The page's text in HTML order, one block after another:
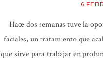
6
Hace dos semanas tuve la
faciales, un tratamiento que
que sirve para trabajar en